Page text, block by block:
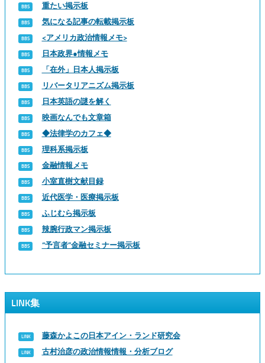
重たい掲示板
気になる記事の転載掲示板
<アメリカ政治情報メモ>
日本政界●情報メモ
「在外」日本人掲示板
リバータリアニズム掲示板
日本英語の謎を解く
映画なんでも文章箱
◆法律学のカフェ◆
理科系掲示板
金融情報メモ
小室直樹文献目録
近代医学・医療掲示板
ふじむら掲示板
辣腕行政マン掲示板
“予言者”金融セミナー掲示板
LINK集
藤森かよこの日本アイン・ランド研究会
古村治彦の政治情報情報・分析ブログ